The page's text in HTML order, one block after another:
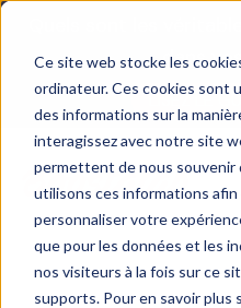
Ce site web stocke les
ordinateur. Ces cookies sont
des informations sur la
interagissez avec notre site
permettent de nous souvenir
utilisons ces informations
personnaliser votre
que pour les données et les
nos visiteurs à la fois sur ce
supports. Pour en savoir plus
Quels sont les
dans
LISEZ LE